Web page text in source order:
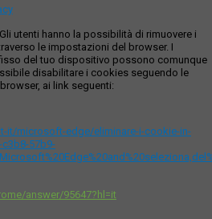
utenti hanno la possibilità di rimuovere i
le impostazioni del browser. I
del tuo dispositivo possono comunque
disabilitare i cookies seguendo le
ai link seguenti:
it/microsoft-edge/eliminare-i-cookie-in-
57b9-
answer/95647?hl=it